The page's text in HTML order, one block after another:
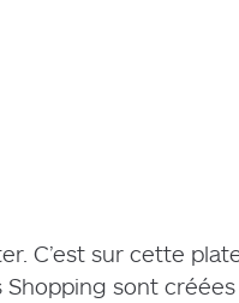
C’est sur cette
sont